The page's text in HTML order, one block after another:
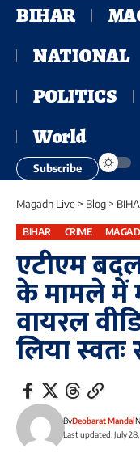
BIHAR
NATIONAL
POLITICS
World
Subscribe
Magadh Live > Blog >
BIHAR CRIME
एटीएम
के मामले में
वायरल
लिया स्वतः
Last updated: July 28,
ByDeobarat Mandal